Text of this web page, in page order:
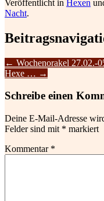
Veröffentlicht in Hexen
Nacht.
← Wochenorakel 27.02.-
Hexe … →
Schreibe einen
Deine E-Mail-Adresse
Felder sind mit * markiert
Kommentar *